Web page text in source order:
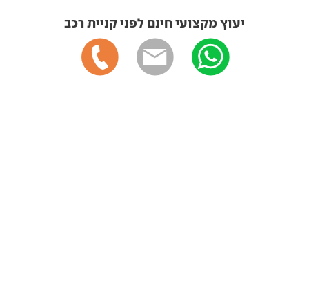
יעוץ מקצועי חינם לפני קניית רכב